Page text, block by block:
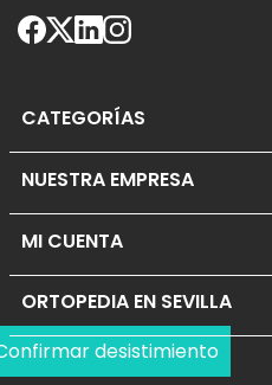
CATEGORÍAS
NUESTRA EMPRESA
MI CUENTA
ORTOPEDIA EN SEVILLA
desistimiento